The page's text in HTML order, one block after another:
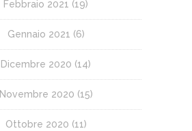
Febbraio 2021 (19)
Gennaio 2021 (6)
Dicembre 2020 (14)
Novembre 2020 (15)
Ottobre 2020 (11)